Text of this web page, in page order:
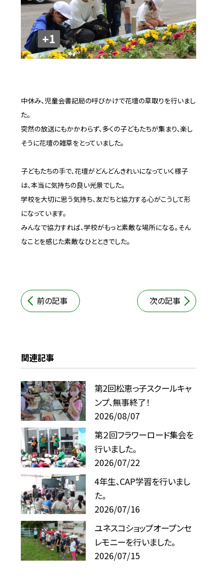
+1
中休み、児童会書記局の呼びかけで花壇の草取りを行いまし
た。
突然の放送にもかかわらず、多くの子どもたちが集まり、楽し
そうに花壇の雑草をとっていました。
子どもたちの手で、花壇がどんどんきれいになっていく様子
は、本当に気持ちの良い光景でした。
学校を大切に思う気持ち、友だちと協力する心がこうして形
になっています。
みんなで協力すれば、学校がもっと素敵な場所になる。そん
なことを感じた素敵なひとときでした。
前の記事 次の記事
関連記事
第2回松恵っ子スクールキャ
ンプ、無事終了！
2026/08/07
第２回フラワーロード集会を
行いました。
2026/07/22
4年生、CAP学習を行いまし
た。
2026/07/16
ユネスコショップオープンセ
レモニーを行いました。
2026/07/15